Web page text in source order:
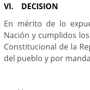
VI. DECISION
En mérito de lo
Nación y cumplidos
Constitucional de la
del pueblo y por